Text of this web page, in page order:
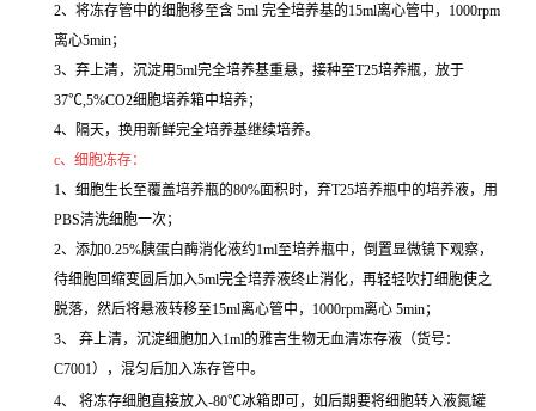
2、将冻存管中的细胞移至含 5ml 完全培养基的15ml离心管中，1000rpm
离心5min；
3、弃上清，沉淀用5ml完全培养基重悬，接种至T25培养瓶，放于
37℃,5%CO2细胞培养箱中培养；
4、隔天，换用新鲜完全培养基继续培养。
c、细胞冻存：
1、细胞生长至覆盖培养瓶的80%面积时，弃T25培养瓶中的培养液，用
PBS清洗细胞一次；
2、添加0.25%胰蛋白酶消化液约1ml至培养瓶中，倒置显微镜下观察，
待细胞回缩变圆后加入5ml完全培养液终止消化，再轻轻吹打细胞使之
脱落，然后将悬液转移至15ml离心管中，1000rpm离心 5min；
3、 弃上清，沉淀细胞加入1ml的雅吉生物无血清冻存液（货号：
C7001），混匀后加入冻存管中。
4、 将冻存细胞直接放入-80℃冰箱即可，如后期要将细胞转入液氮罐